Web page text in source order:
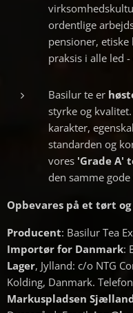
ordentlige
pensioner,
praksis i alle led
Basilur te er
styrke og
karakter,
standarden og
vores 'Grade A'
den samme
Opbevares på et tørt
Producent: Basilur Tea
Importør for Danmark:
Lager, Jylland: c/o NTG
Kolding, Danmark.
Markuspladsen